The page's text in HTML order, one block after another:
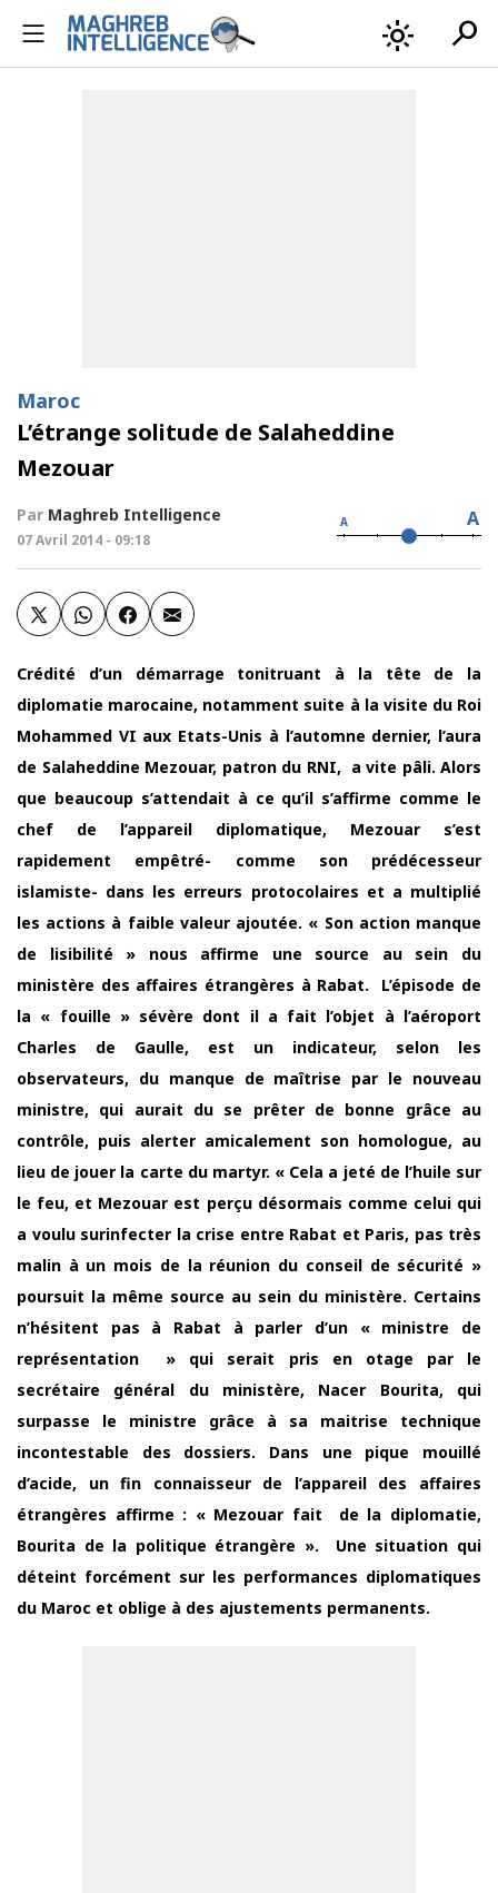
light_mode search
Maroc
L’étrange solitude de Salaheddine
Mezouar
Par Maghreb Intelligence
07 Avril 2014 - 09:18
A A
Crédité d’un démarrage tonitruant à la tête de la
diplomatie marocaine, notamment suite à la visite du Roi
Mohammed VI aux Etats-Unis à l’automne dernier, l’aura
de Salaheddine Mezouar, patron du RNI, a vite pâli. Alors
que beaucoup s’attendait à ce qu’il s’affirme comme le
chef de l’appareil diplomatique, Mezouar s’est
rapidement empêtré- comme son prédécesseur
islamiste- dans les erreurs protocolaires et a multiplié
les actions à faible valeur ajoutée. « Son action manque
de lisibilité » nous affirme une source au sein du
ministère des affaires étrangères à Rabat. L’épisode de
la « fouille » sévère dont il a fait l’objet à l’aéroport
Charles de Gaulle, est un indicateur, selon les
observateurs, du manque de maîtrise par le nouveau
ministre, qui aurait du se prêter de bonne grâce au
contrôle, puis alerter amicalement son homologue, au
lieu de jouer la carte du martyr. « Cela a jeté de l’huile sur
le feu, et Mezouar est perçu désormais comme celui qui
a voulu surinfecter la crise entre Rabat et Paris, pas très
malin à un mois de la réunion du conseil de sécurité »
poursuit la même source au sein du ministère. Certains
n’hésitent pas à Rabat à parler d’un « ministre de
représentation » qui serait pris en otage par le
secrétaire général du ministère, Nacer Bourita, qui
surpasse le ministre grâce à sa maitrise technique
incontestable des dossiers. Dans une pique mouillé
d’acide, un fin connaisseur de l’appareil des affaires
étrangères affirme : « Mezouar fait de la diplomatie,
Bourita de la politique étrangère ». Une situation qui
déteint forcément sur les performances diplomatiques
du Maroc et oblige à des ajustements permanents.